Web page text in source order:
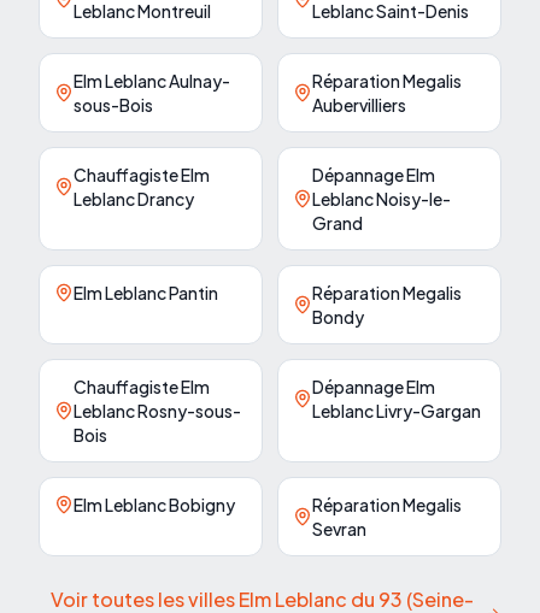
Leblanc Montreuil
Leblanc Saint-Denis
Elm Leblanc Aulnay-
sous-Bois
Réparation Megalis
Aubervilliers
Chauffagiste Elm
Leblanc Drancy
Dépannage Elm
Leblanc Noisy-le-
Grand
Elm Leblanc Pantin
Réparation Megalis
Bondy
Chauffagiste Elm
Leblanc Rosny-sous-
Bois
Dépannage Elm
Leblanc Livry-Gargan
Elm Leblanc Bobigny
Réparation Megalis
Sevran
Voir toutes les villes Elm Leblanc du 93 (Seine-